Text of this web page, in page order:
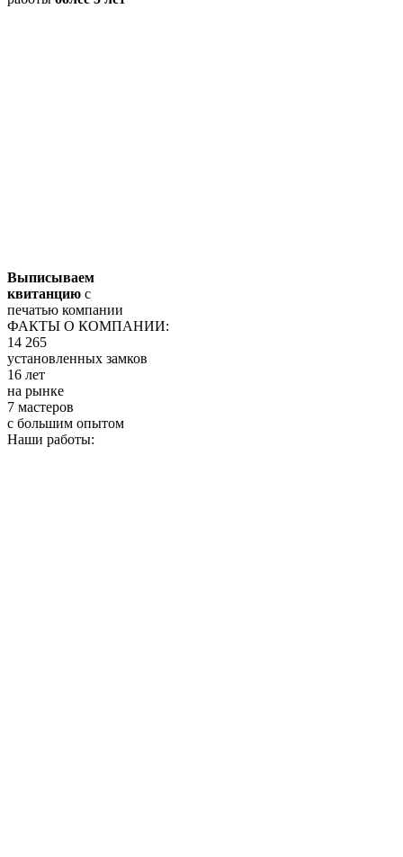
Выписываем
квитанцию с
печатью компании
ФАКТЫ О КОМПАНИИ:
14 265
установленных замков
16 лет
на рынке
7 мастеров
с большим опытом
Наши работы: